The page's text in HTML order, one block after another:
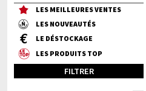
LES MEILLEURES VENTES
LES NOUVEAUTÉS
LE DÉSTOCKAGE
LES PRODUITS TOP
FILTRER